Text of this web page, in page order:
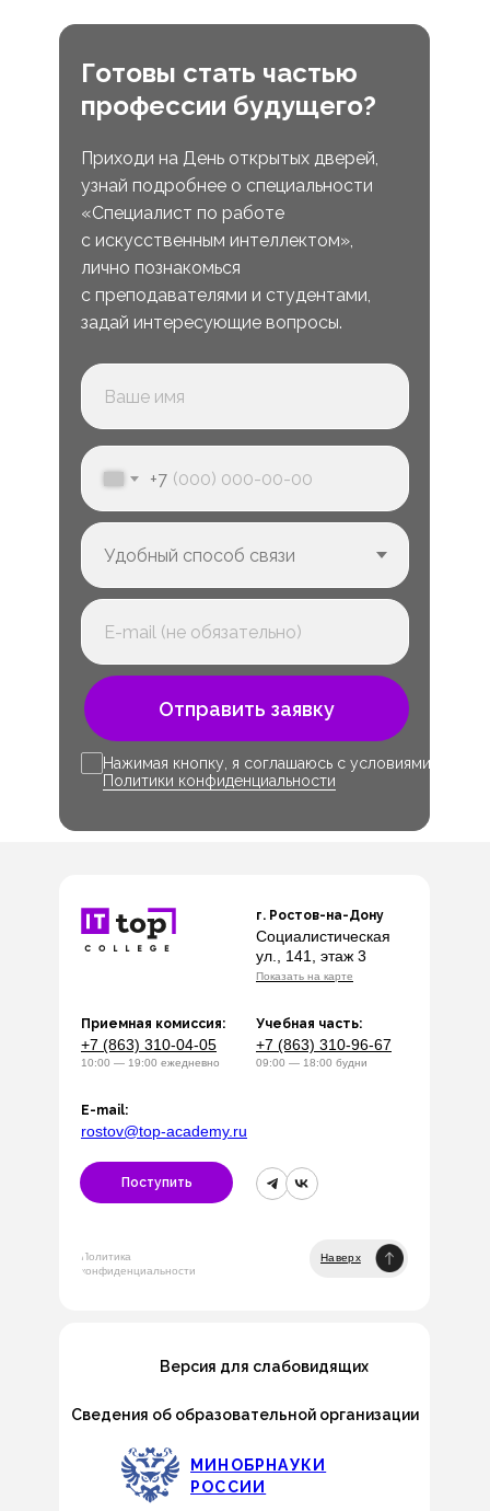
Готовы стать частью
профессии будущего?
Приходи на День открытых дверей,
узнай подробнее о специальности
«Специалист по работе
с искусственным интеллектом»,
лично познакомься
с преподавателями и студентами,
задай интересующие вопросы.
+7
Отправить заявку
Нажимая кнопку, я соглашаюсь с условиями
Политики конфиденциальности
Наверх
Политика
конфиденциальности
10:00 — 19:00 ежедневно
г. Ростов-на-Дону
rostov@top-academy.ru
E-mail:
Приемная комиссия:
09:00 — 18:00 будни
Учебная часть:
Социалистическая
ул., 141, этаж 3
Показать на карте
Поступить
+7 (863) 310-04-05 +7 (863) 310-96-67
Версия для слабовидящих
Сведения об образовательной организации
МИНОБРНАУКИ
РОССИИ